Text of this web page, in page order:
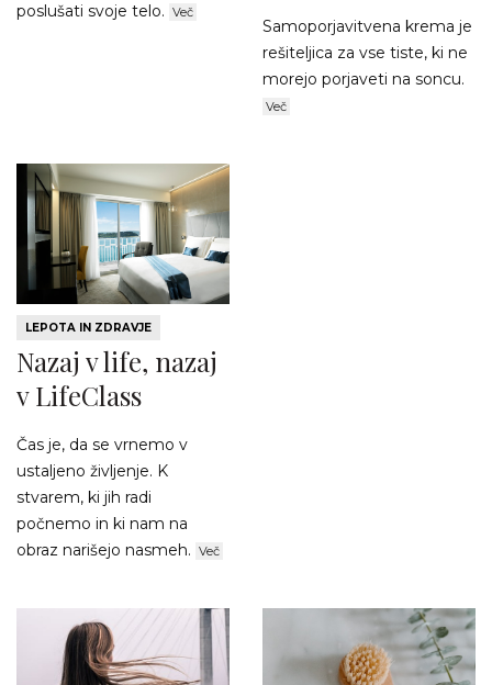
poslušati svoje telo. Več
Samoporjavitvena krema je
rešiteljica za vse tiste, ki ne
morejo porjaveti na soncu.
Več
LEPOTA IN ZDRAVJE
Nazaj v life, nazaj
v LifeClass
Čas je, da se vrnemo v
ustaljeno življenje. K
stvarem, ki jih radi
počnemo in ki nam na
obraz narišejo nasmeh. Več